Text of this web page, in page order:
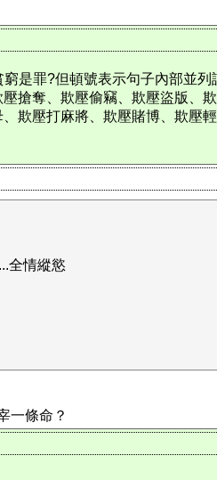
是罪?但頓號表示句子內部並
搶奪、欺壓偷竊、欺壓盜版
欺壓打麻將、欺壓賭博、欺壓輕
全情縱慾
一條命？